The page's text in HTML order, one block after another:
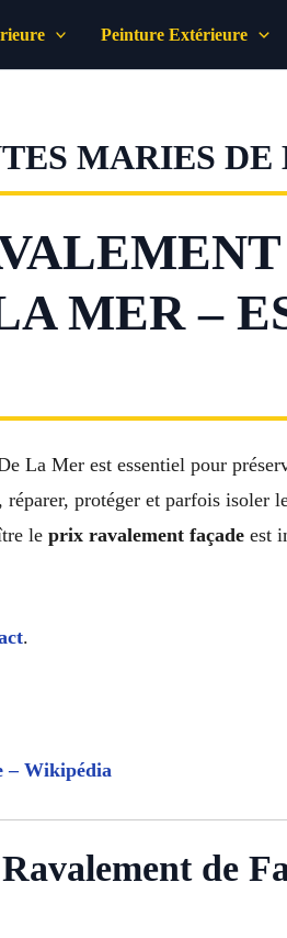
Peinture Extérieure
MARIES DE
MER –
La Mer est essentiel pour
protéger et parfois isoler
le prix ravalement façade est
.
– Wikipédia
de